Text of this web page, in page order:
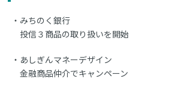
みちのく銀行
投信３商品の取り扱いを開始
あしぎんマネーデザイン
金融商品仲介でキャンペーン